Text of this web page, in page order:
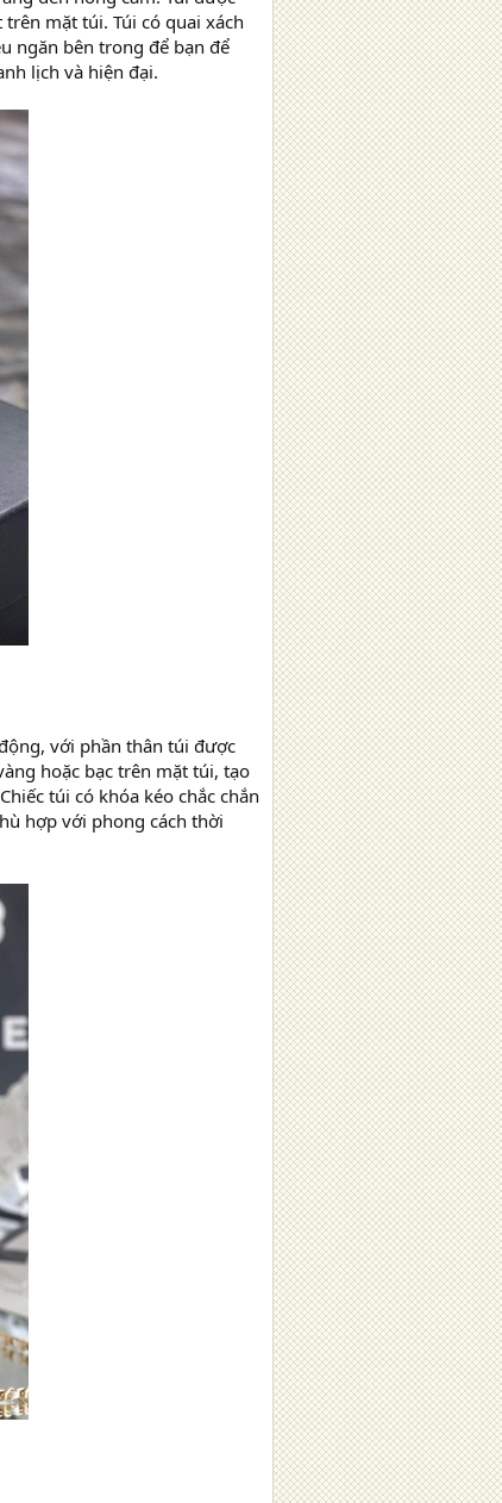
mặt túi. Túi có quai xách
ngăn bên trong để bạn để
lịch và hiện đại.
với phần thân túi được
hoặc bạc trên mặt túi, tạo
túi có khóa kéo chắc chắn
hợp với phong cách thời